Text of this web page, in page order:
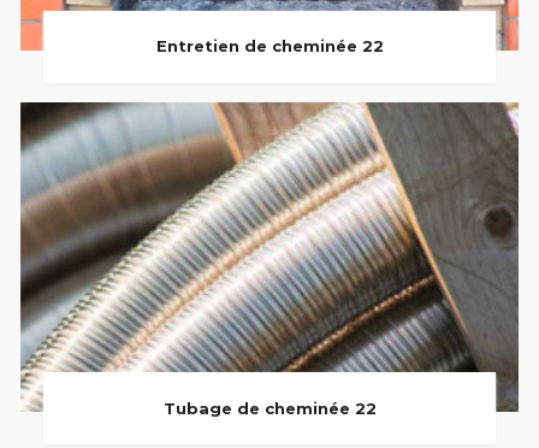
Entretien de cheminée 22
Tubage de cheminée 22